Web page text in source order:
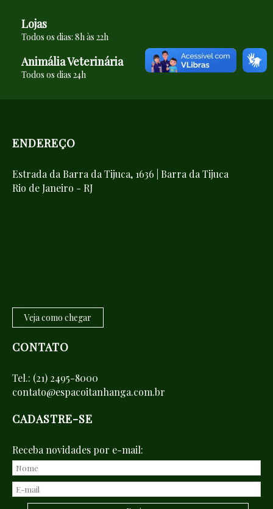
Lojas
Todos os dias: 8h às 22h
Animália Veterinária
Todos os dias 24h
ENDEREÇO
Estrada da Barra da Tijuca, 1636 | Barra da Tijuca
Rio de Janeiro - RJ
Veja como chegar
CONTATO
Tel.: (21) 2495-8000
contato@espacoitanhanga.com.br
CADASTRE-SE
Receba novidades por e-mail: